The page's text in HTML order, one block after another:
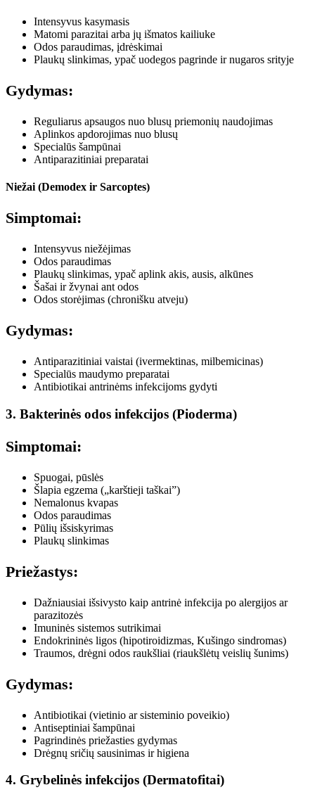
Intensyvus kasymasis
Matomi parazitai arba jų išmatos kailiuke
Odos paraudimas, įdrėskimai
Plaukų slinkimas, ypač uodegos pagrinde ir nugaros srityje
Gydymas:
Reguliarus apsaugos nuo blusų priemonių naudojimas
Aplinkos apdorojimas nuo blusų
Specialūs šampūnai
Antiparazitiniai preparatai
Niežai (Demodex ir Sarcoptes)
Simptomai:
Intensyvus niežėjimas
Odos paraudimas
Plaukų slinkimas, ypač aplink akis, ausis, alkūnes
Šašai ir žvynai ant odos
Odos storėjimas (chronišku atveju)
Gydymas:
Antiparazitiniai vaistai (ivermektinas, milbemicinas)
Specialūs maudymo preparatai
Antibiotikai antrinėms infekcijoms gydyti
3. Bakterinės odos infekcijos (Pioderma)
Simptomai:
Spuogai, pūslės
Šlapia egzema („karštieji taškai”)
Nemalonus kvapas
Odos paraudimas
Pūlių išsiskyrimas
Plaukų slinkimas
Priežastys:
Dažniausiai išsivysto kaip antrinė infekcija po alergijos ar
parazitozės
Imuninės sistemos sutrikimai
Endokrininės ligos (hipotiroidizmas, Kušingo sindromas)
Traumos, drėgni odos raukšliai (riaukšlėtų veislių šunims)
Gydymas:
Antibiotikai (vietinio ar sisteminio poveikio)
Antiseptiniai šampūnai
Pagrindinės priežasties gydymas
Drėgnų sričių sausinimas ir higiena
4. Grybelinės infekcijos (Dermatofitai)